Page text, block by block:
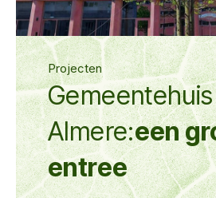
Projecten
Gemeentehuis
Almere:een
entree